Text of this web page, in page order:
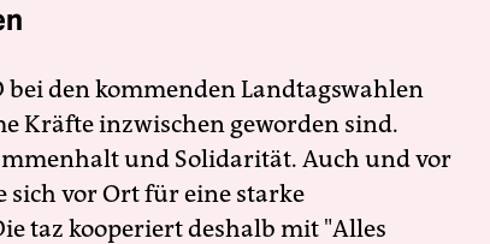
den kommenden Landtagswahlen
Kräfte inzwischen geworden sind.
und Solidarität. Auch und vor
sich vor Ort für eine starke
taz kooperiert deshalb mit "Alles